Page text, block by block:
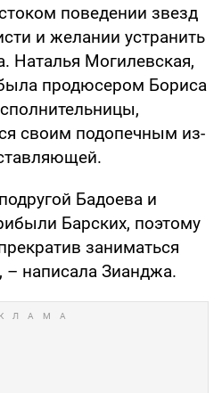
поведении звезд
и желании устранить
Наталья Могилевская,
продюсером Бориса
своим подопечным из-
Бадоева и
Барских, поэтому
заниматься
написала Зианджа.